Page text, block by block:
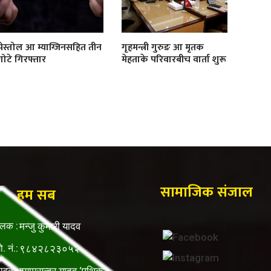
आ म्याग्जिनसहित तीन
गिरफ्तार
गृहमन्त्री गुरुङ आ मृतक
मेहताके परिवारबीच वार्ता शुरू
हम सब
:मन्जु कुमारी यादव
नं.: ९८४२८२३०५२
सामाजिक संजाल